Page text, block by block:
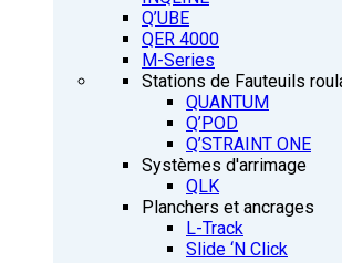
Q’UBE
QER 4000
M-Series
Stations de Fauteuils
QUANTUM
Q’POD
Q’STRAINT ONE
Systèmes d'arrimage
QLK
Planchers et ancrages
L-Track
Slide ‘N Click